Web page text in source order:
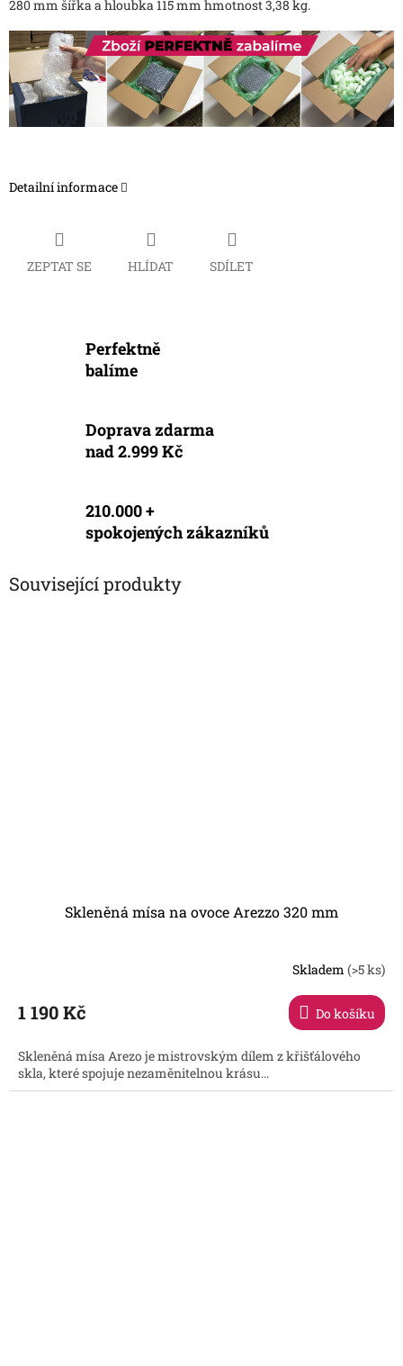
280 mm šířka a hloubka 115 mm hmotnost 3,38 kg.
Detailní informace
ZEPTAT SE HLÍDAT SDÍLET
Perfektně
balíme
Doprava zdarma
nad 2.999 Kč
210.000 +
spokojených zákazníků
Související produkty
Skleněná mísa na ovoce Arezzo 320 mm
Skladem (>5 ks)
1 190 Kč Do košíku
Skleněná mísa Arezo je mistrovským dílem z křišťálového
skla, které spojuje nezaměnitelnou krásu...